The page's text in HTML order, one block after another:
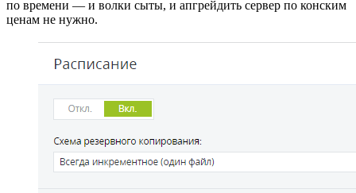
по времени — и волки сыты, и апгрейдить сервер по конским
ценам не нужно.